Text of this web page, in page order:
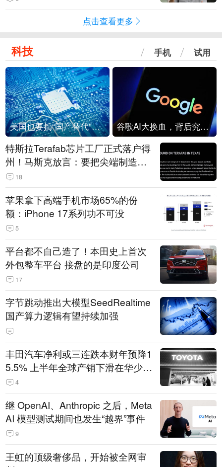
点击查看更多
科技 手机 试用
美国也要搞“国产替代”？先算清三笔账 谷歌AI大换血，背后究竟发生了什么？
特斯拉Terafab芯片工厂正式落户得
州！马斯克放言：要把尖端制造带
回美国
18
苹果拿下高端手机市场65%的份
额：iPhone 17系列功不可没
5
平台都不自己造了！本田史上首次
外包整车平台 接盘的是印度公司
17
字节跳动推出大模型SeedRealtime
国产算力逻辑有望持续加强
丰田汽车净利或三连跌本财年预降1
5.5% 上半年全球产销下滑在华少卖
14.3万辆
4
继 OpenAI、Anthropic 之后，Meta
AI 模型测试期间也发生“越界”事件
9
王虹的顶级奢侈品，开始被全网审